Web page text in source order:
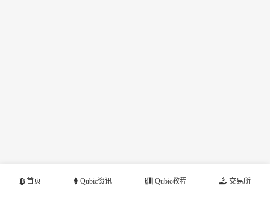
首页 Qubic资讯 Qubic教程 交易所